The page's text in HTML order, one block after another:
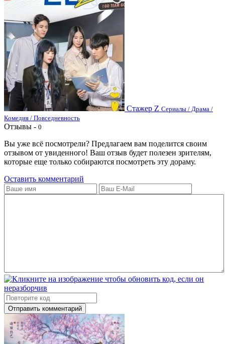
Стажер Z Сериалы / Драма /
Комедия / Повседневность
Отзывы - 0
Вы уже всё посмотрели? Предлагаем вам поделится своим
отзывом от увиденного! Ваш отзыв будет полезен зрителям,
которые еще только собираются посмотреть эту дораму.
Оставить комментарий
Отправить комментарий